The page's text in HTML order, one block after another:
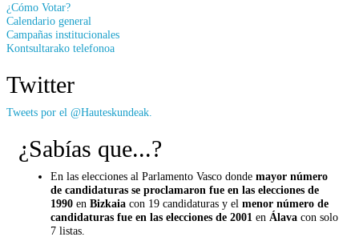
¿Cómo Votar?
Calendario general
Campañas institucionales
Kontsultarako telefonoa
Twitter
Tweets por el @Hauteskundeak.
¿Sabías que...?
En las elecciones al Parlamento Vasco donde mayor número
de candidaturas se proclamaron fue en las elecciones de
1990 en Bizkaia con 19 candidaturas y el menor número de
candidaturas fue en las elecciones de 2001 en Álava con solo
7 listas.